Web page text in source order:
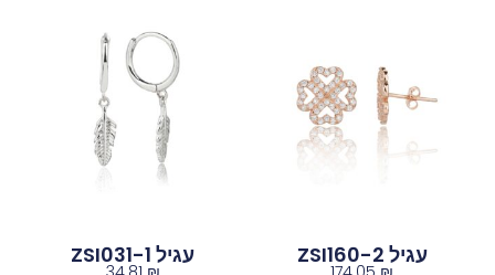
עגיל ZSI160-2 עגיל ZSI031-1